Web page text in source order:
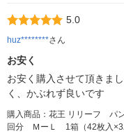
5.0
huz********さん
お安く
お安く購入させて頂きま
く、かぶれず良いです
購入商品：花王 リリーフ パ
回分 ＭーＬ 1箱（42枚入×3